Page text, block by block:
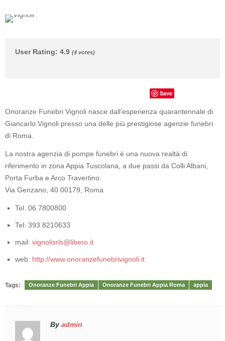
User Rating: 4.9 (4 votes)
Save
Onoranze Funebri Vignoli nasce dall’esperienza quarantennale di
Giancarlo Vignoli presso una delle più prestigiose agenzie funebri
di Roma.
La nostra agenzia di pompe funebri è una nuova realtà di
riferimento in zona Appia Tuscolana, a due passi da Colli Albani,
Porta Furba e Arco Travertino.
Via Genzano, 40 00179, Roma
Tel. 06.7800800
Tel: 393.8210633
mail: vignolisrls@libero.it
web: http://www.onoranzefunebrivignoli.it
Tags: Onoranze Funebri Appia Onoranze Funebri Appia Roma appia
By admin